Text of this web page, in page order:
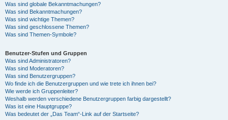
Was sind globale Bekanntmachungen?
Was sind Bekanntmachungen?
Was sind wichtige Themen?
Was sind geschlossene Themen?
Was sind Themen-Symbole?
Benutzer-Stufen und Gruppen
Was sind Administratoren?
Was sind Moderatoren?
Was sind Benutzergruppen?
Wo finde ich die Benutzergruppen und wie trete ich ihnen bei?
Wie werde ich Gruppenleiter?
Weshalb werden verschiedene Benutzergruppen farbig dargestellt?
Was ist eine Hauptgruppe?
Was bedeutet der „Das Team“-Link auf der Startseite?